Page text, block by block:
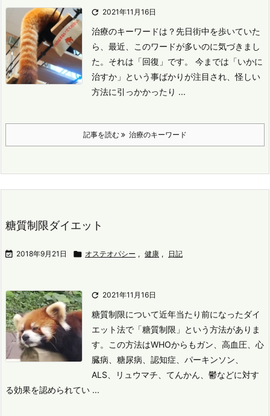
 2021年11月16日
治療のキーワードは？先日街中を歩いていた
ら、最近、このワードが多いのに気づきまし
た。 それは「回復」です。
今までは「いかに
治すか」という事ばかりが注目され、怪しい
方法に引っかかったり ...
記事を読む 治療のキーワード
糖質制限ダイエット
 2018年9月21日  オステオパシー , 健康 , 日記
 2021年11月16日
糖質制限について近年当たり前になったダイ
エット法で「糖質制限」という方法がありま
す。 この方法はWHOからもガン、高血圧、心
臓病、糖尿病、認知症、パーキンソン、
ALS、リュウマチ、てんかん、鬱などに対す
る効果を認められてい ...